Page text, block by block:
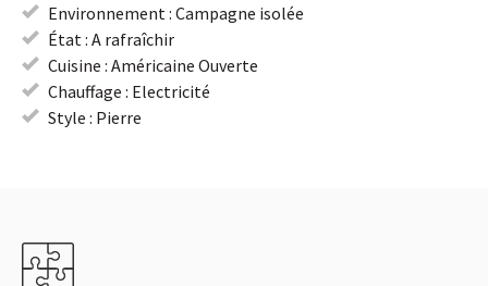
Environnement : Campagne isolée
État : A rafraîchir
Cuisine : Américaine Ouverte
Chauffage : Electricité
Style : Pierre